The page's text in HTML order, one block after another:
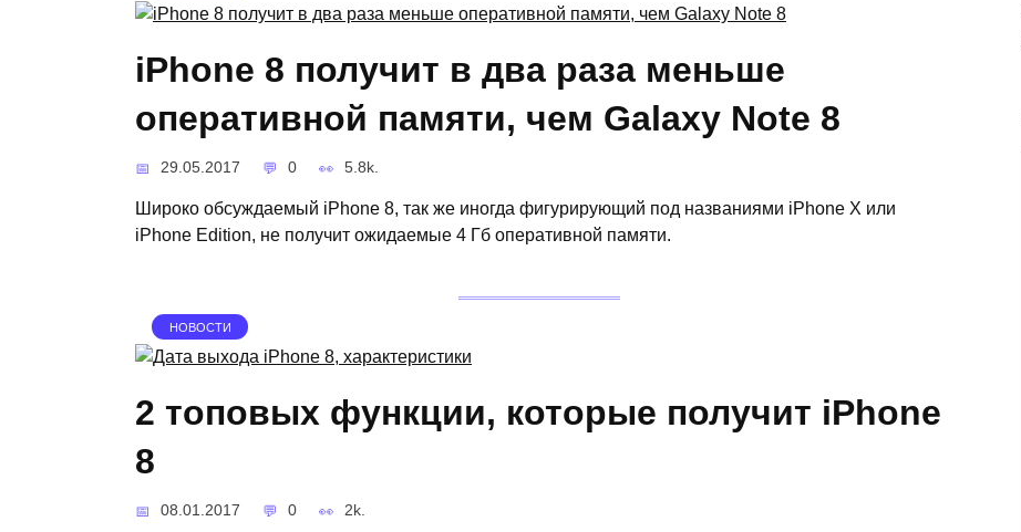
iPhone 8 получит в два раза меньше
оперативной памяти, чем Galaxy Note 8
29.05.2017 0 5.8k.
Широко обсуждаемый iPhone 8, так же иногда фигурирующий под названиями iPhone Х или
iPhone Edition, не получит ожидаемые 4 Гб оперативной памяти.
НОВОСТИ
2 топовых функции, которые получит iPhone
8
08.01.2017 0 2k.